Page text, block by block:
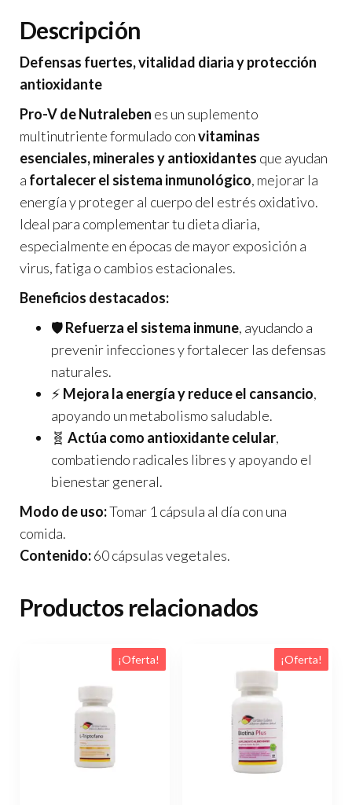
Descripción
Defensas fuertes, vitalidad diaria y protección
antioxidante
Pro-V de Nutraleben es un suplemento
multinutriente formulado convitaminas
esenciales, minerales y antioxidantes que ayudan
a fortalecer el sistema inmunológico, mejorar la
energía y proteger al cuerpo del estrés oxidativo.
Ideal para complementar tu dieta diaria,
especialmente en épocas de mayor exposición a
virus, fatiga o cambios estacionales.
Beneficios destacados:
🛡️Refuerza el sistema inmune, ayudando a
prevenir infecciones y fortalecer las defensas
naturales.
⚡ Mejora la energía y reduce el cansancio,
apoyando un metabolismo saludable.
🧬 Actúa como antioxidante celular,
combatiendo radicales libres y apoyando el
bienestar general.
Modo de uso:Tomar 1 cápsula al día con una
comida.
Contenido:60 cápsulas vegetales.
Productos relacionados
¡Oferta! ¡Oferta!